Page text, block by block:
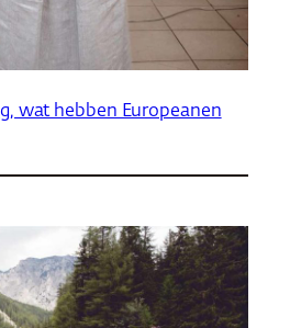
wat hebben Europeanen